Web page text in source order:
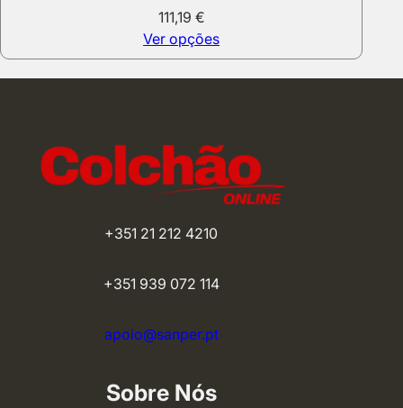
111,19 €
Ver opções
+351 21 212 4210
+351 939 072 114
apoio@sanper.pt
Sobre Nós